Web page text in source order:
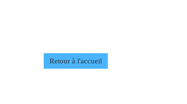
Retour à l'accueil